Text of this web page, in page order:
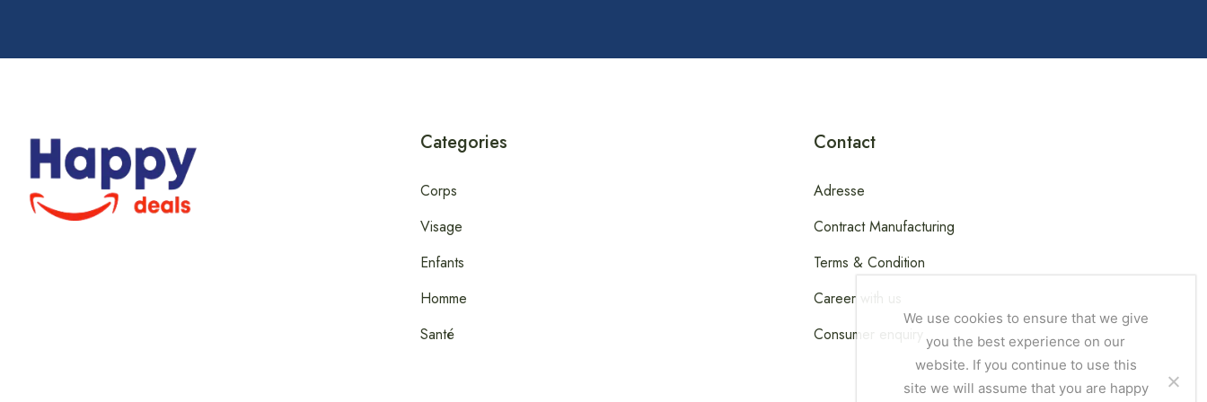
Categories
Corps
Visage
Enfants
Homme
Santé
Contact
Adresse
Contract Manufacturing
Terms & Condition
Career with us
Consumer enquiry
We use cookies to ensure that we give
you the best experience on our
website. If you continue to use this
site we will assume that you are happy